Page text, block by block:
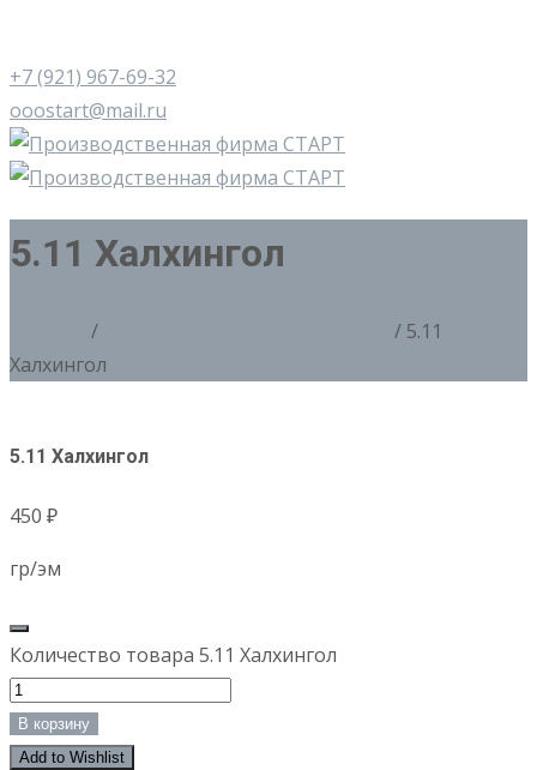
+7 (921) 967-69-32
ooostart@mail.ru
5.11 Халхингол
/
/ 5.11
Халхингол
5.11 Халхингол
450 ₽
гр/эм
Количество товара 5.11 Халхингол
В корзину
Add to Wishlist